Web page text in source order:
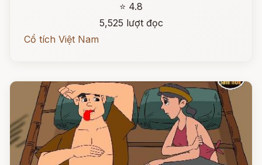
⭐ 4.8
5,525 lượt đọc
Cổ tích Việt Nam